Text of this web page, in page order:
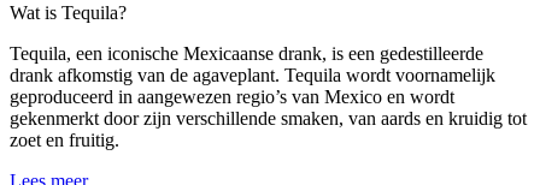
Wat is Tequila?
Tequila, een iconische Mexicaanse drank, is een gedestilleerde
drank afkomstig van de agaveplant. Tequila wordt voornamelijk
geproduceerd in aangewezen regio’s van Mexico en wordt
gekenmerkt door zijn verschillende smaken, van aards en kruidig tot
zoet en fruitig.
Lees meer